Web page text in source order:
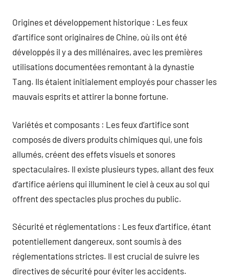
Origines et développement historique : Les feux
d’artifice sont originaires de Chine, où ils ont été
développés il y a des millénaires, avec les premières
utilisations documentées remontant à la dynastie
Tang. Ils étaient initialement employés pour chasser les
mauvais esprits et attirer la bonne fortune.
Variétés et composants : Les feux d’artifice sont
composés de divers produits chimiques qui, une fois
allumés, créent des effets visuels et sonores
spectaculaires. Il existe plusieurs types, allant des feux
d’artifice aériens qui illuminent le ciel à ceux au sol qui
offrent des spectacles plus proches du public.
Sécurité et réglementations : Les feux d’artifice, étant
potentiellement dangereux, sont soumis à des
réglementations strictes. Il est crucial de suivre les
directives de sécurité pour éviter les accidents.